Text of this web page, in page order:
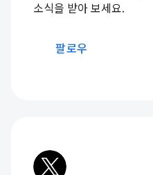
소식을 받아 보세요.
팔로우